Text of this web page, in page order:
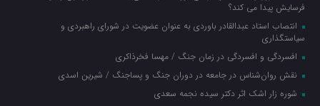
فرسایش پیدا می کند؟
انتصاب استاد عبدالقادر باوردی به عنوان عضویت در شورای راهبردی و
سیاستگذاری
افسردگی و افسردگی در زمان جنگ / مهسا فخرذاکری
نقش روان‌شناس در جامعه در دوران جنگ و پساجنگ / شیرین اسدی
شوره زار اشک اثر دکتر سیده نجمه سعدی